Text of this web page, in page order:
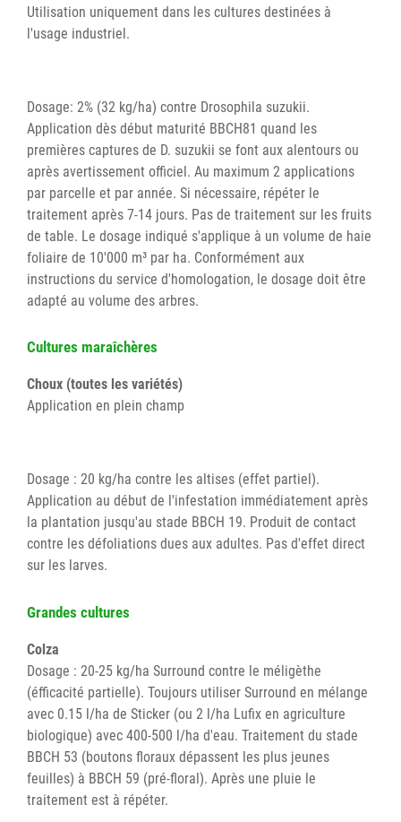
Utilisation uniquement dans les cultures destinées à
l'usage industriel.
Dosage: 2% (32 kg/ha) contre Drosophila suzukii.
Application dès début maturité BBCH81 quand les
premières captures de D. suzukii se font aux alentours ou
après avertissement officiel. Au maximum 2 applications
par parcelle et par année. Si nécessaire, répéter le
traitement après 7-14 jours. Pas de traitement sur les fruits
de table. Le dosage indiqué s'applique à un volume de haie
foliaire de 10'000 m³ par ha. Conformément aux
instructions du service d'homologation, le dosage doit être
adapté au volume des arbres.
Cultures maraîchères
Choux (toutes les variétés)
Application en plein champ
Dosage : 20 kg/ha contre les altises (effet partiel).
Application au début de l'infestation immédiatement après
la plantation jusqu'au stade BBCH 19. Produit de contact
contre les défoliations dues aux adultes. Pas d'effet direct
sur les larves.
Grandes cultures
Colza
Dosage : 20-25 kg/ha Surround contre le méligèthe
(éfficacité partielle). Toujours utiliser Surround en mélange
avec 0.15 l/ha de Sticker (ou 2 l/ha Lufix en agriculture
biologique) avec 400-500 l/ha d'eau. Traitement du stade
BBCH 53 (boutons floraux dépassent les plus jeunes
feuilles) à BBCH 59 (pré-floral). Après une pluie le
traitement est à répéter.